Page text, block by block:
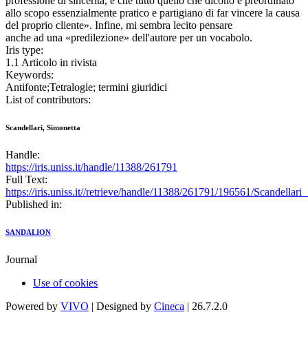
allo scopo essenzialmente pratico e partigiano di far vincere la causa
del proprio cliente». Infine, mi sembra lecito pensare
anche ad una «predilezione» dell'autore per un vocabolo.
Iris type:
1.1 Articolo in rivista
Keywords:
Antifonte;Tetralogie; termini giuridici
List of contributors:
Scandellari, Simonetta
Handle:
https://iris.uniss.it/handle/11388/261791
Full Text:
https://iris.uniss.it//retrieve/handle/11388/261791/196561/
Published in:
SANDALION
Journal
Use of cookies
Powered by VIVO | Designed by Cineca | 26.7.2.0